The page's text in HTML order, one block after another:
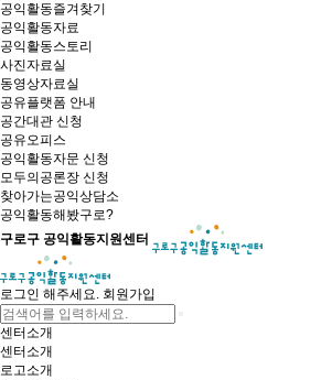
공익활동즐겨찾기
공익활동자료
공익활동스토리
사진자료실
동영상자료실
공유플랫폼 안내
공간대관 신청
공유오피스
공익활동자문 신청
모두의공론장 신청
찾아가는공익상담소
공익활동해봤구로?
구로구 공익활동지원센터
로그인 해주세요. 회원가입
센터소개
센터소개
로고소개